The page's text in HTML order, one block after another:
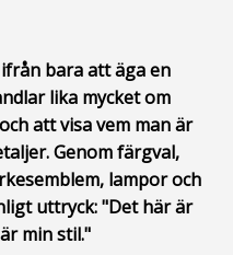
bara att äga en
lika mycket om
att visa vem man är
Genom färgval,
lampor och
uttryck: "Det här är
min stil."